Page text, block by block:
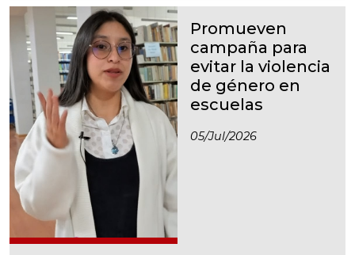
Promueven
campaña para
evitar la violencia
de género en
escuelas
05/jul/2026